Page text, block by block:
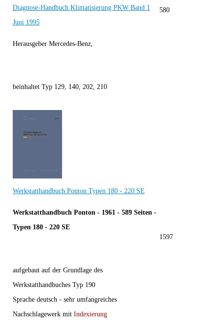
Diagnose-Handbuch Klimatisierung PKW Band 1
Juni 1995
Herausgeber Mercedes-Benz,
beinhaltet Typ 129, 140, 202, 210
580
Werkstatthandbuch Ponton Typen 180 - 220 SE
Werkstatthandbuch Ponton - 1961 - 589 Seiten -
Typen 180 - 220 SE
aufgebaut auf der Grundlage des
Werkstatthandbuches Typ 190
Sprache deutsch - sehr umfangreiches
Nachschlagewerk mit Indexierung
1597